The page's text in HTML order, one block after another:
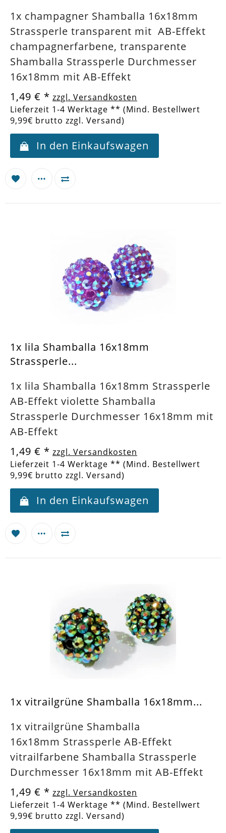
1x champagner Shamballa 16x18mm
Strassperle transparent mit AB-Effekt
champagnerfarbene, transparente
Shamballa Strassperle Durchmesser
16x18mm mit AB-Effekt
1,49 € * zzgl. Versandkosten
Lieferzeit 1-4 Werktage ** (Mind. Bestellwert
9,99€ brutto zzgl. Versand)
In den Einkaufswagen
1x lila Shamballa 16x18mm
Strassperle...
1x lila Shamballa 16x18mm Strassperle
AB-Effekt violette Shamballa
Strassperle Durchmesser 16x18mm mit
AB-Effekt
1,49 € * zzgl. Versandkosten
Lieferzeit 1-4 Werktage ** (Mind. Bestellwert
9,99€ brutto zzgl. Versand)
In den Einkaufswagen
1x vitrailgrüne Shamballa 16x18mm...
1x vitrailgrüne Shamballa
16x18mm Strassperle AB-Effekt
vitrailfarbene Shamballa Strassperle
Durchmesser 16x18mm mit AB-Effekt
1,49 € * zzgl. Versandkosten
Lieferzeit 1-4 Werktage ** (Mind. Bestellwert
9,99€ brutto zzgl. Versand)